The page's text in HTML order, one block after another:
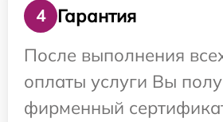
4
Гарантия
После выполнения
оплаты услуги Вы
фирменный